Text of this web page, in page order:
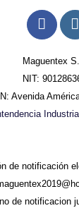
Maguentex
NIT:
Avenida
de notificación
de notificacion